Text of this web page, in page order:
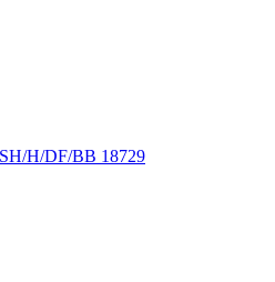
H/DF/BB 18729